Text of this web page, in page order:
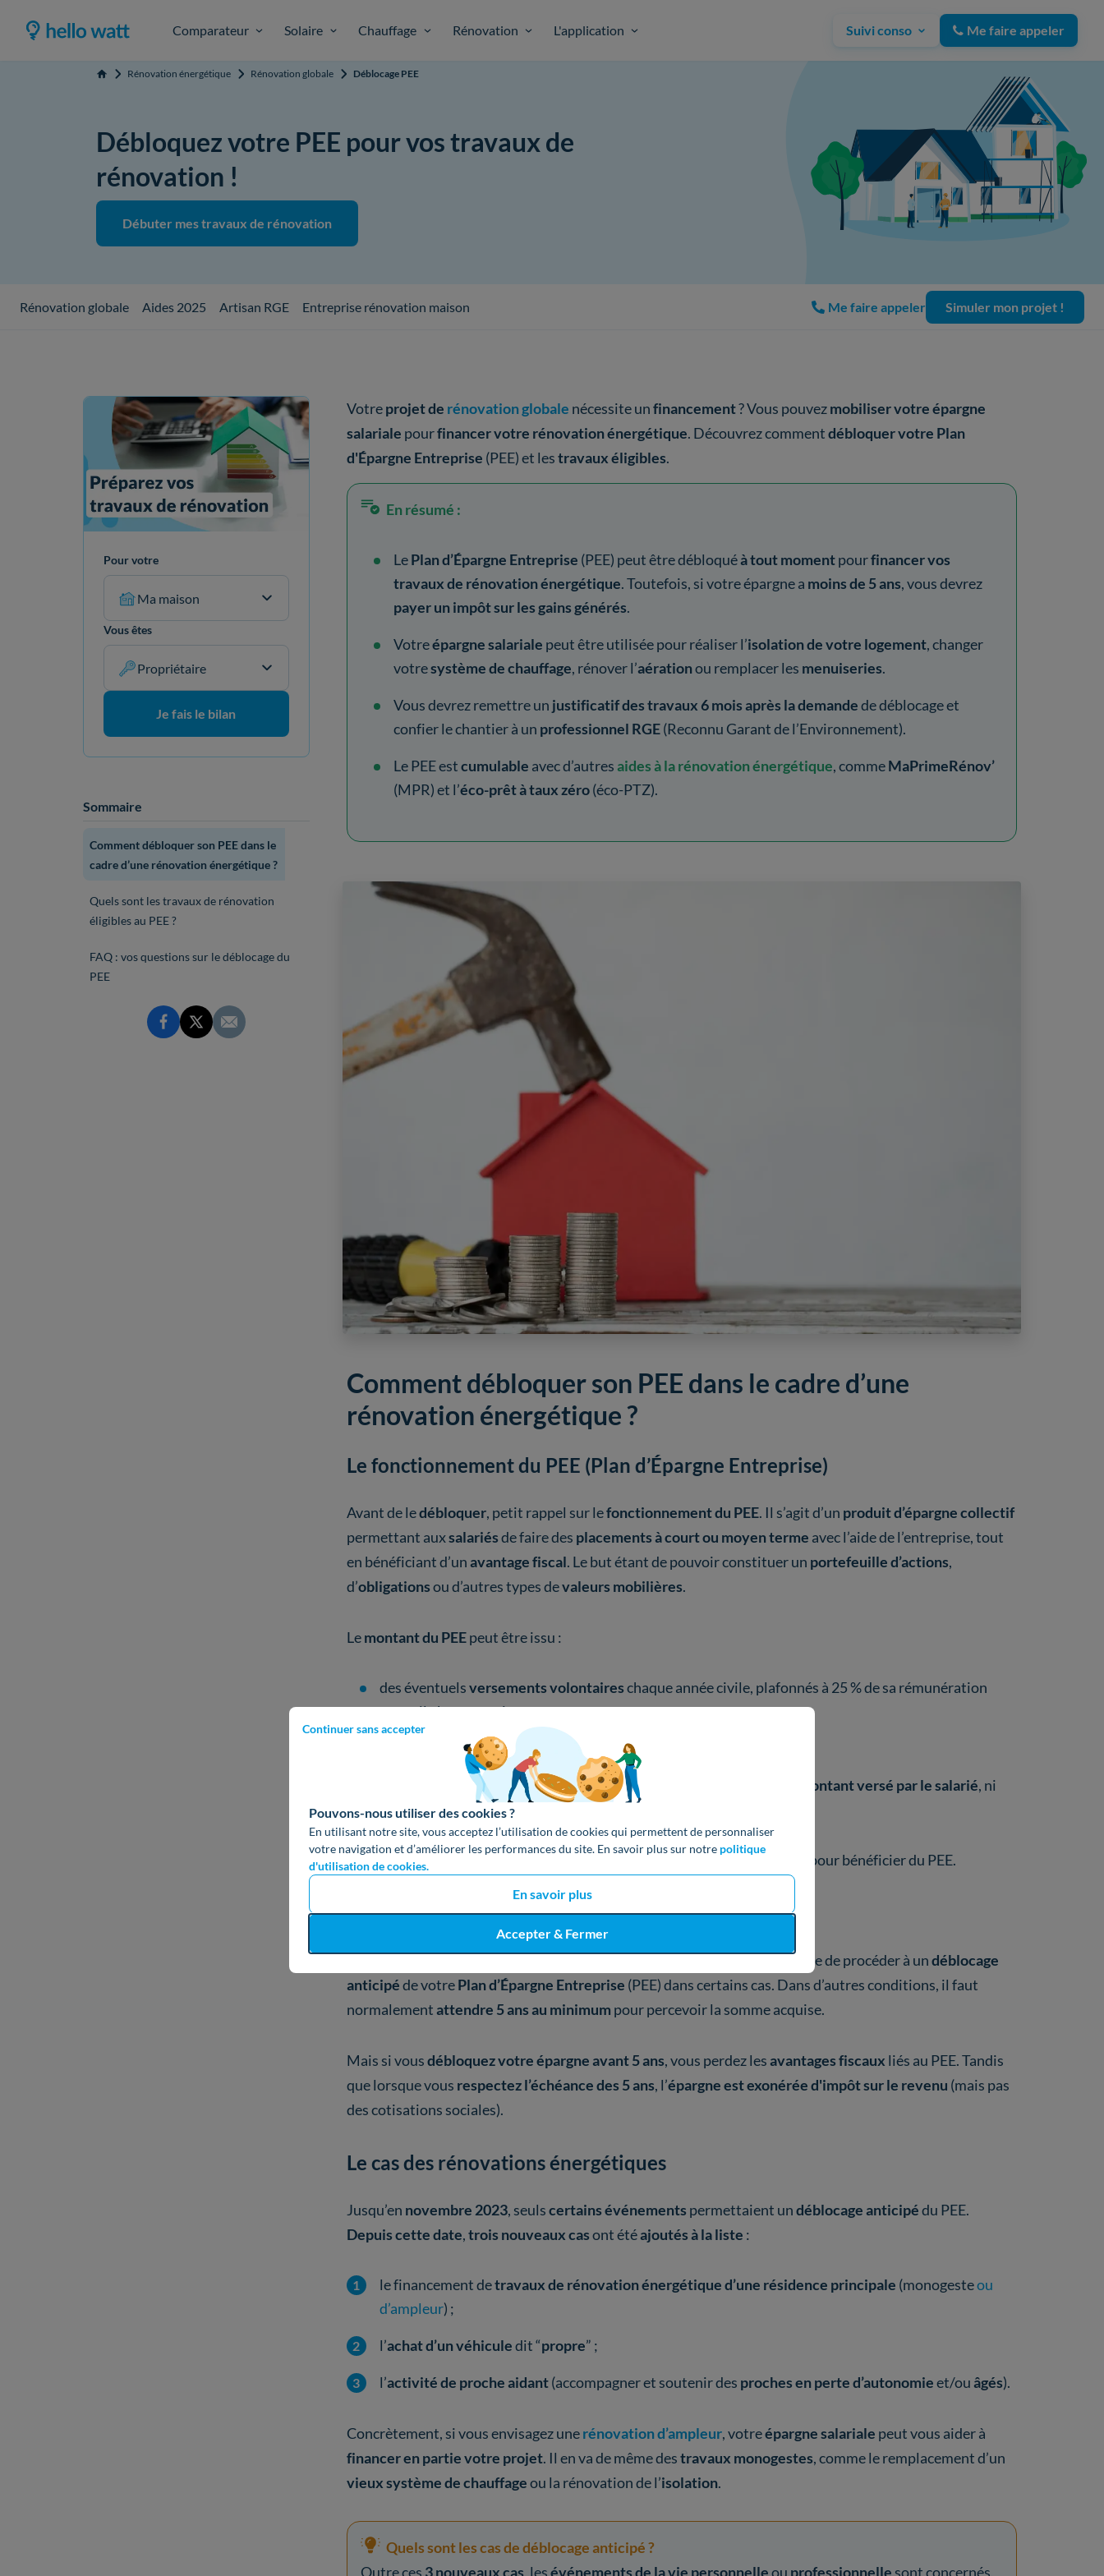
Comparateur Solaire Chauffage Rénovation L'application Suivi conso Me faire appeler
Accueil Rénovation énergétique Rénovation globale Déblocage PEE
Débloquez votre PEE pour vos travaux de
rénovation !
Débuter mes travaux de rénovation
Continuer sans accepter
Pouvons-nous utiliser des cookies ?
En utilisant notre site, vous acceptez l’utilisation de cookies qui permettent de personnaliser
votre navigation et d’améliorer les performances du site. En savoir plus sur notre politique
d'utilisation de cookies.
En savoir plus
Accepter & Fermer
Rénovation globale Aides 2025 Artisan RGE Entreprise rénovation maison Me faire appeler Simuler mon projet !
Pour votre
Ma maison
Vous êtes
Propriétaire
Je fais le bilan
Sommaire
Comment débloquer son PEE dans le
cadre d’une rénovation énergétique ?
Quels sont les travaux de rénovation
éligibles au PEE ?
FAQ : vos questions sur le déblocage du
PEE
Votreprojet de rénovation globale nécessite unfinancement? Vous pouvezmobiliser votre épargne
salariale pourfinancer votre rénovation énergétique. Découvrez commentdébloquer votre Plan
d'Épargne Entreprise (PEE) et lestravaux éligibles.
En résumé :
LePlan d’Épargne Entreprise (PEE) peut être débloquéà tout momentpourfinancer vos
travaux de rénovation énergétique. Toutefois, si votre épargne a moins de 5 ans, vous devrez
payer un impôt sur les gains générés.
Votreépargne salariale peut être utilisée pour réaliser l’isolation de votre logement, changer
votresystème de chauffage, rénover l’aérationou remplacer les menuiseries.
Vous devrez remettre un justificatif des travaux 6 mois après la demandede déblocage et
confier le chantier à un professionnel RGE(Reconnu Garant de l’Environnement).
Le PEE estcumulable avec d’autres aides à la rénovation énergétique, commeMaPrimeRénov’
(MPR) et l’éco-prêt à taux zéro(éco-PTZ).
Comment débloquer son PEE dans le cadre d’une
rénovation énergétique ?
Le fonctionnement du PEE (Plan d’Épargne Entreprise)
Avant de ledébloquer, petit rappel sur lefonctionnement du PEE. Il s’agit d’un produit d’épargne collectif
permettant auxsalariésde faire des placements à court ou moyen terme avec l’aide de l’entreprise, tout
en bénéficiant d’unavantage fiscal. Le but étant de pouvoir constituer un portefeuille d’actions,
d’obligationsou d’autres types devaleurs mobilières.
Lemontant du PEEpeut être issu :
des éventuelsversements volontaireschaque année civile, plafonnés à 25 % de sa rémunération
annuelle brute maximum ;
intéressement(primes liées aux résultats) ;
abondementde l’employeur, qui ne peut pas dépasser 3 fois le montant versé par le salarié, ni
êtresupérieur à 3 768 €.
Notez qu’une condition d’ancienneté peut être exigée (3 mois maximum) pour bénéficier du PEE.
Le déblocage anticipé des PEE
Depuis la publication dudécret du 6 juillet 2024, il est maintenant possible de procéder à undéblocage
anticipéde votrePlan d’Épargne Entreprise (PEE) dans certains cas. Dans d’autres conditions, il faut
normalementattendre 5 ans au minimum pour percevoir la somme acquise.
Mais si vousdébloquez votre épargneavant 5 ans, vous perdez lesavantages fiscaux liés au PEE. Tandis
que lorsque vous respectez l’échéance des 5 ans, l’épargne est exonérée d'impôt sur le revenu (mais pas
des cotisations sociales).
Le cas des rénovations énergétiques
Jusqu’en novembre 2023, seulscertains événements permettaient undéblocage anticipédu PEE.
Depuis cette date,trois nouveaux casont étéajoutés à la liste :
le financement detravaux de rénovation énergétique d’une résidence principale (monogesteou
d’ampleur) ;
l’achat d’un véhiculedit “propre” ;
l’activité de proche aidant(accompagner et soutenir des proches en perte d’autonomieet/ouâgés).
Concrètement, si vous envisagez unerénovation d’ampleur, votreépargne salariale peut vous aider à
financer en partie votre projet. Il en va de même destravaux monogestes, comme le remplacement d’un
vieux système de chauffageou la rénovation de l’isolation.
Quels sont les cas de déblocage anticipé ?
Outre ces 3 nouveaux cas , lesévénements de la vie personnelleou professionnelle sont concernés,